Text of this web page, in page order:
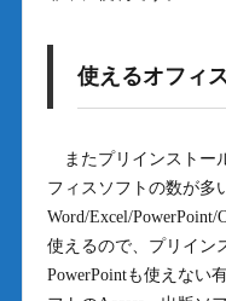
使えるオフィ
またプリインストー
フィスソフトの数が多
Word/Excel/PowerPoint/
使えるので、プリイン
PowerPointも使えない